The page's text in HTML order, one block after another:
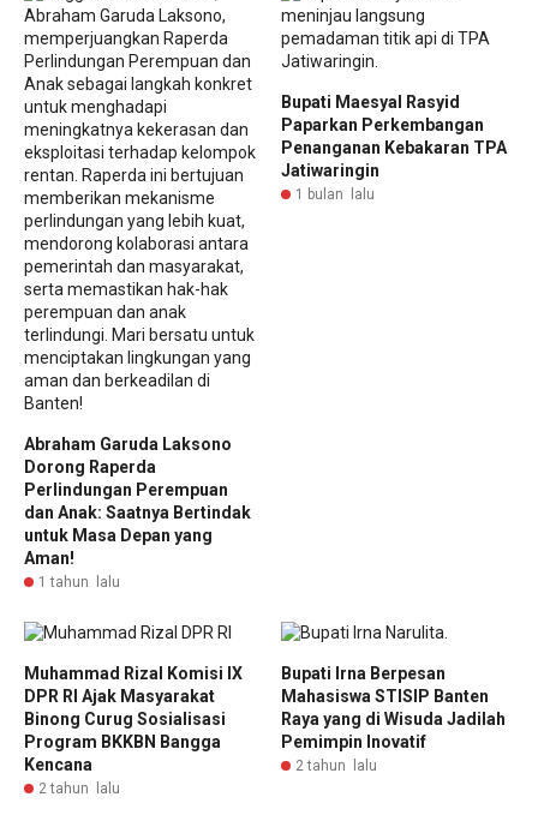
Abraham Garuda Laksono
Dorong Raperda
Perlindungan Perempuan
dan Anak: Saatnya Bertindak
untuk Masa Depan yang
Aman!
1 tahun lalu
Bupati Maesyal Rasyid
Paparkan Perkembangan
Penanganan Kebakaran TPA
Jatiwaringin
1 bulan lalu
Muhammad Rizal Komisi IX
DPR RI Ajak Masyarakat
Binong Curug Sosialisasi
Program BKKBN Bangga
Kencana
2 tahun lalu
Bupati Irna Berpesan
Mahasiswa STISIP Banten
Raya yang di Wisuda Jadilah
Pemimpin Inovatif
2 tahun lalu